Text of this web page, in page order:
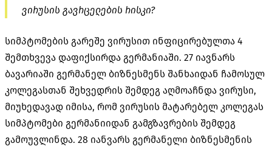
ვირუსის გავრცელების რისკი?
სიმპტომების გარეშე ვირუსით ინფიცირებულთა 4
შემთხვევა დაფიქსირდა გერმანიაში. 27 იავნარს
ბავარიაში გერმანელ ბიზნესმენს შანხაიდან ჩამოსულ
კოლეგასთან შეხვედრის შემდეგ აღმოაჩნდა ვირუსი,
მიუხედავად იმისა, რომ ვირუსის მატარებელ კოლეგას
სიმპტომები გერმანიიდან გამგზავრების შემდეგ
გამოუვლინდა. 28 იანვარს გერმანელი ბიზნესმენის